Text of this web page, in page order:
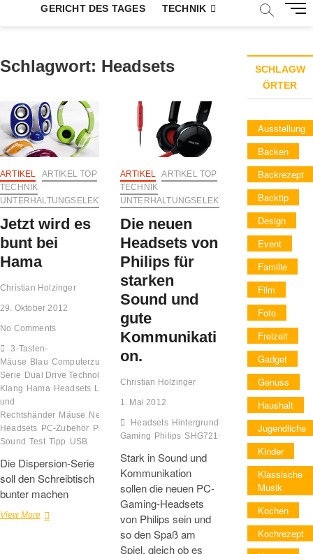
GERICHT DES TAGES TECHNIK
M
u
B
u
t
o
n
Schlagwort: Headsets
ARTIKEL
ARTIKEL TOP
TECHNIK
UNTERHALTUNGSELEKTRONIK
Jetzt wird es
bunt bei
Hama
Christian Holzinger
29. Oktober 2012
No Comments
3-Tasten-
Mäuse Blau Computerzubehör Dispersion-
Serie Dual Drive Technology
Klang Hama Headsets Lautsprecher Lila
Links-
und
Rechtshänder Mäuse News
Headsets PC-Zubehör Plug and Play satten
Sound Test Tipp USB
Die Dispersion-Serie
soll den Schreibtisch
bunter machen
View MoreJetzt
ARTIKEL
ARTIKEL TOP
TECHNIK
UNTERHALTUNGSELEKTRONIK
Die neuen
Headsets von
Philips für
starken
Sound und
gute
Kommunikati
on.
Christian Holzinger
1. Mai 2012
Headsets Hintergrundgeräuschen
Gaming Philips SHG7210 SHG7980 SHG8000
Stark in Sound und
Kommunikation
sollen die neuen PC-
Gaming-Headsets
von Philips sein und
so den Spaß am
Spiel, gleich ob es
SCHLAGW
ÖRTER
Ausstellung
Backen
Backrezept
Backtip
Design
Event
Familie
Film
Foto
Freizeit
Gadget
Genuss
Haushalt
Jugendliche
Kinder
Klassische
Musik
Kochen
Kochrezept